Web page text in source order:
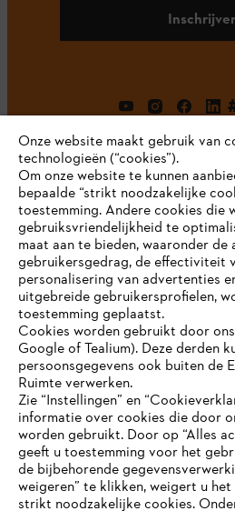
Bedrijf
STIHL FAQ
Contact
JE BROWSER
ONDERSTEUND
Je gebruikt een browser die we nog
Onze website maakt gebruik van
technologieën (“cookies”).
Om onze website te kunnen
bepaalde “strikt noodzakelijke
toestemming. Andere cookies die
gebruiksvriendelijkheid te
maat aan te bieden, waaronder de
gebruikersgedrag, de effectiviteit
personalisering van advertenties
uitgebreide gebruikersprofielen,
toestemming geplaatst.
Cookies worden gebruikt door
Google of Tealium). Deze derden
persoonsgegevens ook buiten de
Ruimte verwerken.
Zie “Instellingen” en
informatie over cookies die door
worden gebruikt. Door op “Alles
geeft u toestemming voor het
de bijbehorende
weigeren” te klikken, weigert u
strikt noodzakelijke cookies.